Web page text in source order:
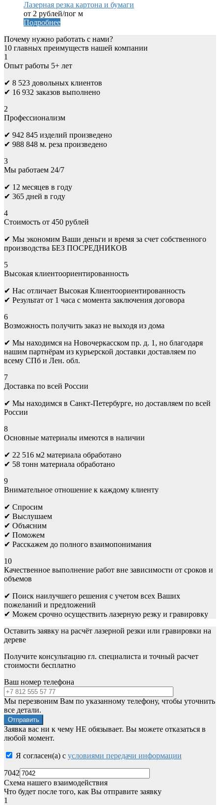
Лазерная резка картона и бумаги
от 2 рублей/пог м
Подробнее
Почему нужно работать с нами?
10 главных преимуществ нашей компании
1
Опыт работы 5+ лет
✔ 8 523 довольных клиентов
✔ 16 932 заказов выполнено
2
Профессионализм
✔ 942 845 изделий произведено
✔ 988 848 м. реза произведено
3
Мы работаем 24/7
✔ 12 месяцев в году
✔ 365 дней в году
4
Стоимость от 450 рублей
✔ Мы экономим Ваши деньги и время за счет собственного
производства БЕЗ ПОСРЕДНИКОВ
5
Высокая клиентоориентированность
✔ Нас отличает Высокая Клиентоориентированность
✔ Результат от 1 часа с момента заключения договора
6
Возможность получить заказ не выходя из дома
✔ Мы находимся на Новочеркасском пр. д. 1, но благодаря
нашим партнёрам из курьерской доставки доставляем по
всему СПб и Лен. обл.
7
Доставка по всей России
✔ Мы находимся в Санкт-Петербурге, но доставляем по всей
России
8
Основные материалы имеются в наличии
✔ 22 516 м2 материала обработано
✔ 58 тонн материала обработано
9
Внимательное отношение к каждому клиенту
✔ Спросим
✔ Выслушаем
✔ Объясним
✔ Поможем
✔ Расскажем до полного взаимопонимания
10
Качественное выполнение работ вне зависимости от сроков и
объемов
✔ Поиск наилучшего решения с учетом всех Ваших
пожеланий и предложений
✔ Можем срочно осуществить лазерную резку и гравировку
Оставить заявку на расчёт лазерной резки или гравировки на
дереве
Получите консультацию гл. специалиста и точный расчет
стоимости бесплатно
Ваш номер телефона
Мы перезвоним Вам по указанному телефону, чтобы уточнить
все детали.
Заявка вас ни к чему НЕ обязывает. Вы можете отказаться в
любой момент.
Я согласен(а) с условиями передачи информации
7042
Схема нашего взаимодействия
Что будет после того, как Вы отправите заявку
1